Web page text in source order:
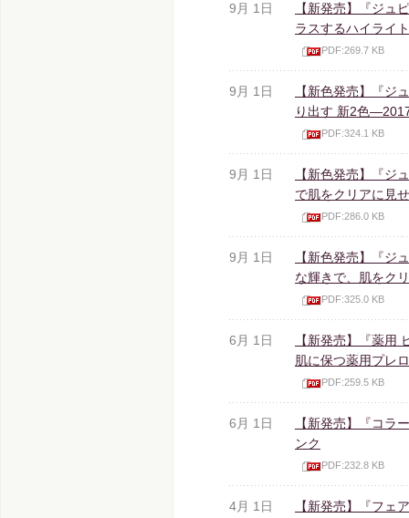
9月 1日
【新発売】『ジュ
ラスするハイライ
PDF:269.7 KB
9月 1日
【新色発売】『ジ
り出す 新2色
PDF:324.1 KB
9月 1日
【新色発売】『ジ
で肌をクリアに見
PDF:286.0 KB
9月 1日
【新色発売】『ジ
な輝きで、肌をク
PDF:325.0 KB
6月 1日
【新発売】『薬用
肌に保つ薬用プレ
PDF:259.5 KB
6月 1日
【新発売】『コラ
ンク
PDF:232.8 KB
4月 1日
【新発売】『フェ